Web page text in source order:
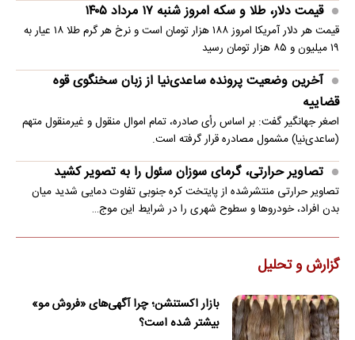
قیمت دلار، طلا و سکه امروز شنبه ۱۷ مرداد ۱۴۰۵
قیمت هر دلار آمریکا امروز ۱۸۸ هزار تومان است و نرخ هر گرم طلا ۱۸ عیار به
۱۹ میلیون و ۸۵ هزار تومان رسید
آخرین وضعیت پرونده ساعدی‌نیا از زبان سخنگوی قوه
قضاییه
اصغر جهانگیر گفت: بر اساس رأی صادره، تمام اموال منقول و غیرمنقول متهم
(ساعدی‌نیا) مشمول مصادره قرار گرفته است.
تصاویر حرارتی، گرمای سوزان سئول را به تصویر کشید
تصاویر حرارتی منتشرشده از پایتخت کره جنوبی تفاوت دمایی شدید میان
بدن افراد، خودروها و سطوح شهری را در شرایط این موج…
گزارش و تحلیل
بازار اکستنشن؛ چرا آگهی‌های «فروش مو»
بیشتر شده است؟